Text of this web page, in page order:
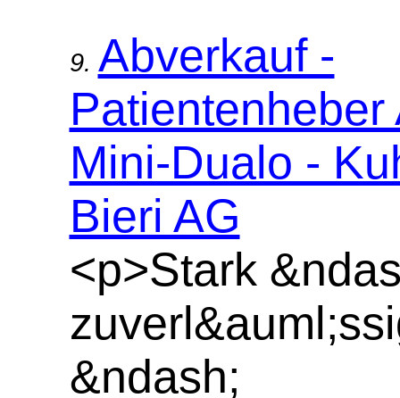
9. Abverkauf -
Patientenheber
Mini-Dualo -
Bieri AG
<p>Stark
&ndash;